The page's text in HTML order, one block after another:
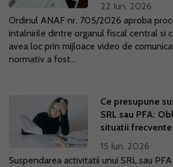
22 Iun. 2026
Ordinul ANAF nr. 705/2026 aproba
intalnirile dintre organul fiscal central si
avea loc prin mijloace video de
normativ a fost...
Ce presupune
SRL sau PFA:
situatii
15 Iun. 2026
Suspendarea activitatii unui SRL sau